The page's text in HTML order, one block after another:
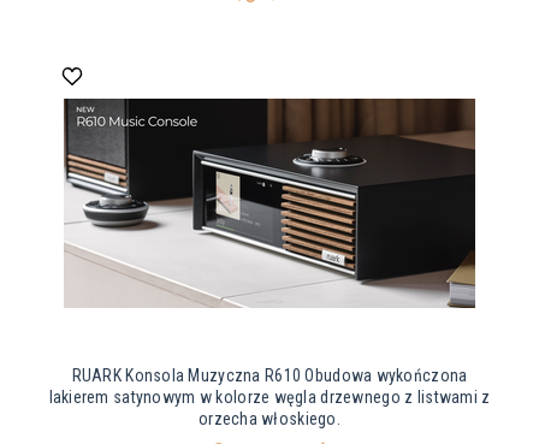
RUARK Konsola Muzyczna R610 Obudowa wykończona
lakierem satynowym w kolorze węgla drzewnego z listwami z
orzecha włoskiego.